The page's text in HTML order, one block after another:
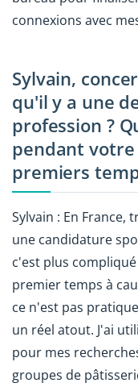
connexions avec
Sylvain,
qu'il y a une
profession ?
pendant
premiers
Sylvain : En France,
une candidature
c'est plus
premier temps à
ce n'est pas
un réel atout. J'ai
pour mes
groupes de